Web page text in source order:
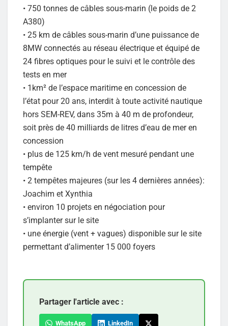
• 750 tonnes de câbles sous-marin (le poids de 2
A380)
• 25 km de câbles sous-marin d’une puissance de
8MW connectés au réseau électrique et équipé de
24 fibres optiques pour le suivi et le contrôle des
tests en mer
• 1km² de l’espace maritime en concession de
l’état pour 20 ans, interdit à toute activité nautique
hors SEM-REV, dans 35m à 40 m de profondeur,
soit près de 40 milliards de litres d’eau de mer en
concession
• plus de 125 km/h de vent mesuré pendant une
tempête
• 2 tempêtes majeures (sur les 4 dernières années):
Joachim et Xynthia
• environ 10 projets en négociation pour
s’implanter sur le site
• une énergie (vent + vagues) disponible sur le site
permettant d’alimenter 15 000 foyers
Partager l'article avec :
WhatsApp LinkedIn